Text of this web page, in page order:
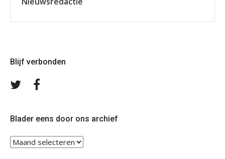
Blijf verbonden
Volg
Blader eens door ons archief
Blader
eens